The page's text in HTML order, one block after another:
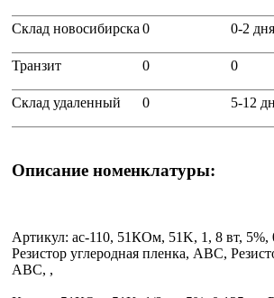
Склад новосибирска 0 0-2 дня
Транзит 0 0
Склад удаленный 0 5-12
Описание номенклатуры:
Артикул: ac-110, 51КОм, 51K, 1, 8 вт, 5%,
Резистор углеродная пленка, ABC,
ABC, ,